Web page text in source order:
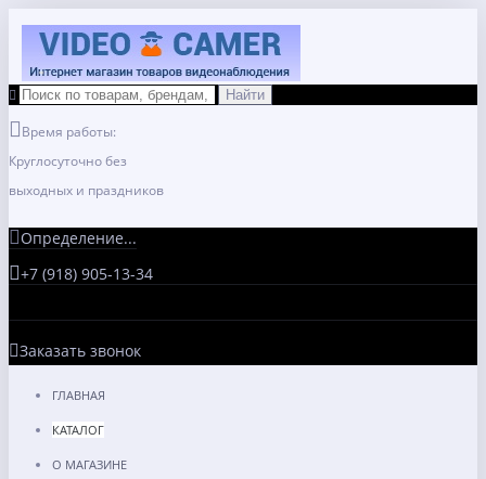
Время работы:
Круглосуточно без
выходных и праздников
Определение...
+7 (918) 905-13-34
Заказать звонок
ГЛАВНАЯ
КАТАЛОГ
О МАГАЗИНЕ